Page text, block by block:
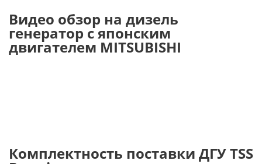
Видео обзор на дизель
генератор с японским
двигателем MITSUBISHI
Комплектность поставки ДГУ TSS